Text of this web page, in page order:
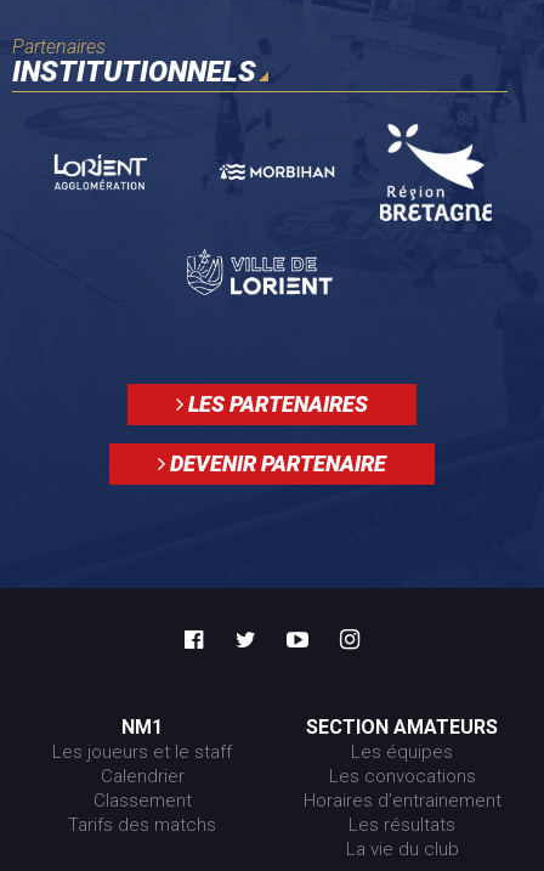
Partenaires
INSTITUTIONNELS
LES PARTENAIRES
DEVENIR PARTENAIRE
NM1
Les joueurs et le staff
Calendrier
Classement
Tarifs des matchs
SECTION AMATEURS
Les équipes
Les convocations
Horaires d’entrainement
Les résultats
La vie du club